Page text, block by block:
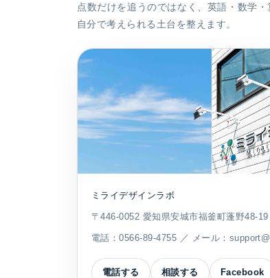
点数だけを追うのではなく、英語・数学・
自分で考えられる土台を整えます。
ミライデザインラボ
〒446-0052 愛知県安城市福釜町蓬野48-19
電話：0566-89-4755 ／ メール：
電話する 相談する Facebook